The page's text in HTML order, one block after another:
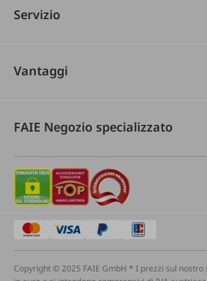
Servizio
Vantaggi
FAIE Negozio specializzato
Copyright © 2025 FAIE GmbH * I prezzi sul nostro